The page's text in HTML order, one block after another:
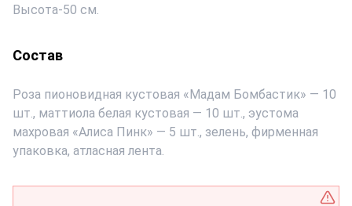
Высота-50 см.
Состав
Роза пионовидная кустовая «Мадам Бомбастик» — 10
шт., маттиола белая кустовая — 10 шт., эустома
махровая «Алиса Пинк» — 5 шт., зелень, фирменная
упаковка, атласная лента.